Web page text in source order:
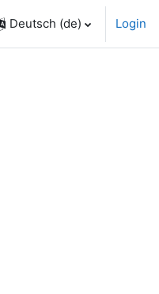
Deutsch ‎(de)‎ Login